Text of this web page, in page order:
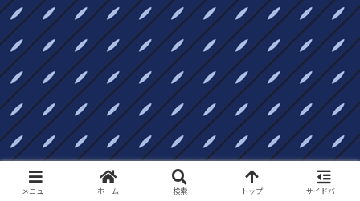
メニュー ホーム 検索 トップ サイドバー